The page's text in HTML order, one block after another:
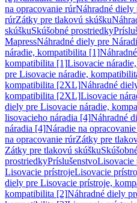
na opracovanie rúrNáhradné diely
rúrZátky pre tlakovú skúšku
skúškuSkúšobné prostriedky
MapressNáhradné diely pre
náradie, kompatibilita [1]
kompatibilita [1]Lisovacie
pre Lisovacie náradie,
kompatibilita [2XL]Náhradné
kompatibilita [2XL]Lisovacie
diely pre Lisovacie náradie,
lisovacieho náradia [4]Náhradné
náradia [4]Náradie na
na opracovanie rúrZátky pre
Zátky pre tlakovú skúšku
prostriedkyPríslušenstvoLisovacie
Lisovacie prístrojeLisovacie
diely pre Lisovacie prístroje,
kompatibilita [2]Náhradné diely